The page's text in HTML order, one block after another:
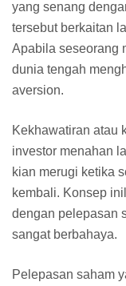
yang senang
tersebut berkaitan
Apabila seseorang
dunia tengah
aversion.
Kekhawatiran atau
investor menahan
kian merugi ketika
kembali. Konsep
dengan pelepasan
sangat berbahaya.
Pelepasan saham